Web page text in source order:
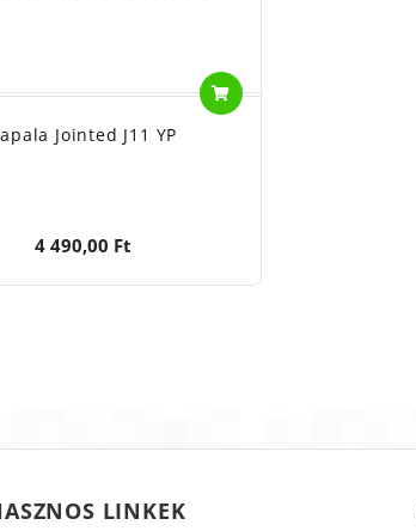
Jointed J11 YP
4 490,00 Ft
LINKEK